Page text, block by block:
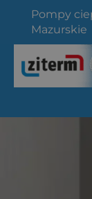
Pompy
Mazurskie